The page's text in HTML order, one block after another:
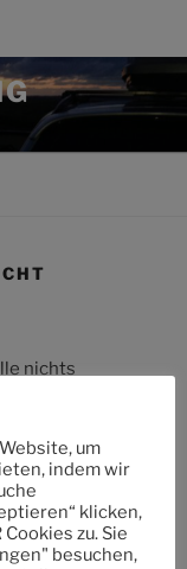
nichts
um
indem wir
klicken,
zu. Sie
besuchen,